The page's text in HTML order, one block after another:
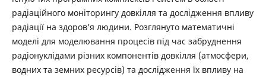
радіаційного моніторингу довкілля та дослідження впливу
радіації на здоров’я людини. Розглянуто математичні
моделі для моделювання процесів під час забруднення
радіонуклідами різних компонентів довкілля (атмосфери,
водних та земних ресурсів) та дослідження їх впливу на